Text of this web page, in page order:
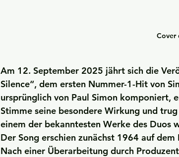
Cover
Am 12. September 2025 jährt sich die
Silence“, dem ersten Nummer-1-Hit von
ursprünglich von Paul Simon komponiert,
Stimme seine besondere Wirkung und
einem der bekanntesten Werke des Duos
Der Song erschien zunächst 1964 auf
Nach einer Überarbeitung durch